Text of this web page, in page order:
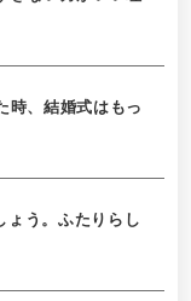
時、結婚式はもっ
ょう。ふたりらし